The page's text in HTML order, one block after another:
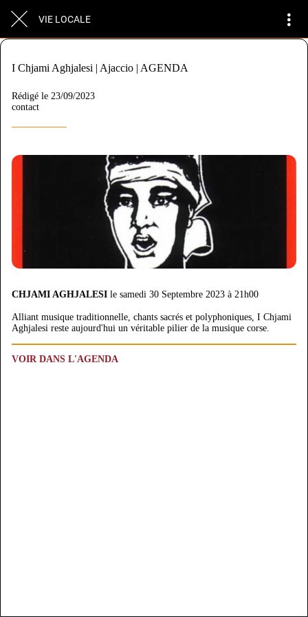
VIE LOCALE
I Chjami Aghjalesi | Ajaccio | AGENDA
Rédigé le 23/09/2023
contact
CHJAMI AGHJALESI le samedi 30 Septembre 2023 à 21h00
Alliant musique traditionnelle, chants sacrés et polyphoniques, I Chjami
Aghjalesi reste aujourd'hui un véritable pilier de la musique corse.
VOIR DANS L'AGENDA